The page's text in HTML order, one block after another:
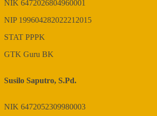
NIK 6472026804960001
NIP 199604282022212015
STAT PPPK
GTK Guru BK
Susilo Saputro, S.Pd.
NIK 6472052309980003